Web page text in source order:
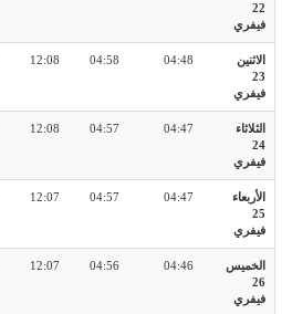
22
فيفري
الاثنين
23
فيفري
04:48
04:58
12:08
الثلاثاء
24
فيفري
04:47
04:57
12:08
الأربعاء
25
فيفري
04:47
04:57
12:07
الخميس
26
فيفري
04:46
04:56
12:07